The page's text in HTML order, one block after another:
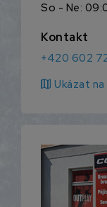
So - Ne:
Kontakt
+420 602
map Ukázat